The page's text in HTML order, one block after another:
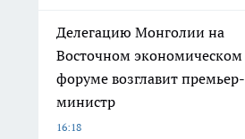
Делегацию Монголии на
Восточном экономическом
форуме возглавит премьер-
министр
16:18